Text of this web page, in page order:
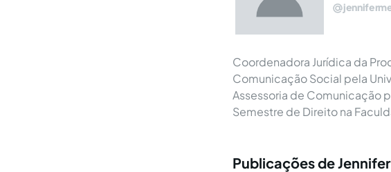
Coordenadora Jurídica da
Comunicação Social pela
Assessoria de Comunicação
Semestre de Direito na
Publicações de